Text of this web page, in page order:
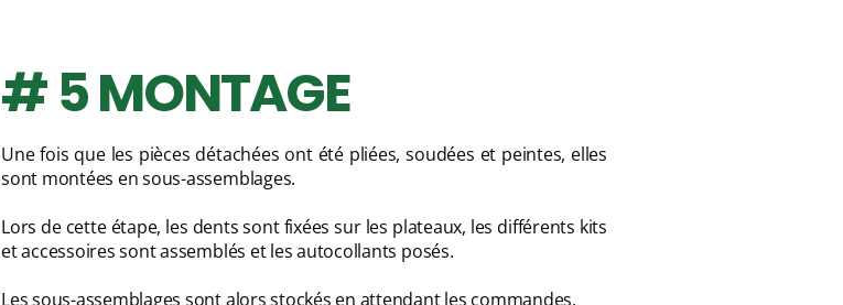
# 5 MONTAGE
Une fois que les pièces détachées ont été pliées, soudées et peintes, elles
sont montées en sous-assemblages.
Lors de cette étape, les dents sont fixées sur les plateaux, les différents kits
et accessoires sont assemblés et les autocollants posés.
Les sous-assemblages sont alors stockés en attendant les commandes.